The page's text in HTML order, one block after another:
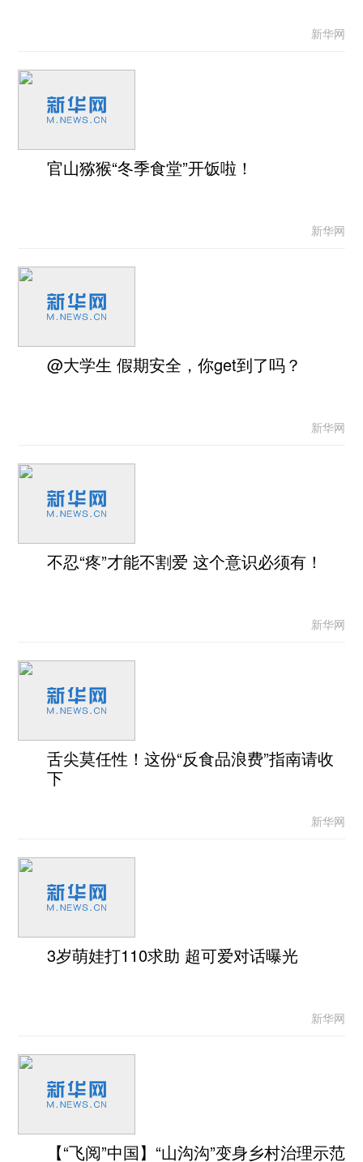
新华网
官山猕猴“冬季食堂”开饭啦！
新华网
@大学生 假期安全，你get到了吗？
新华网
不忍“疼”才能不割爱 这个意识必须有！
新华网
舌尖莫任性！这份“反食品浪费”指南请收
下
新华网
3岁萌娃打110求助 超可爱对话曝光
新华网
【“飞阅”中国】“山沟沟”变身乡村治理示范